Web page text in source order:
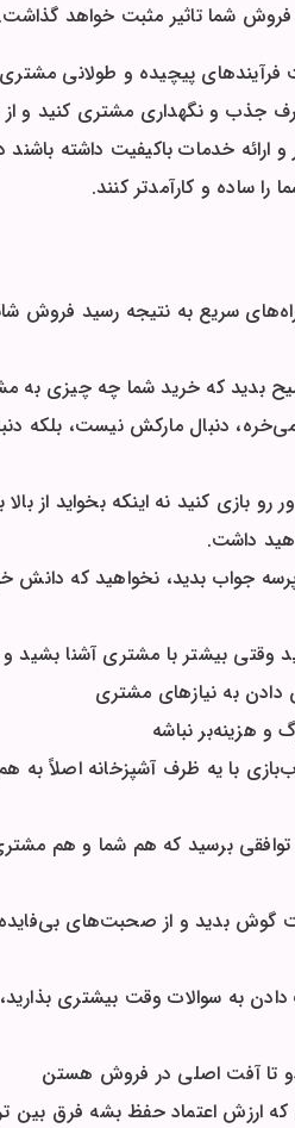
فروش شما تاثیر مثبت خواهد گذاشت.
پیچیده و طولانی مشتری
جذب و نگهداری مشتری کنید و
خدمات باکیفیت داشته باشند
ساده و کارآمدتر کنند.
سریع به نتیجه رسید فروش
بدید که خرید شما چه چیزی به
دنبال مارکش نیست، بلکه
بازی کنید نه اینکه بخواید از
داشت.
جواب بدید، نخواهید که دانش
وقتی بیشتر با مشتری آشنا بشید
دادن به نیازهای مشتری
و هزینه‌بر نباشه
با یه ظرف آشپزخانه اصلاً به
برسید که هم شما و هم
گوش بدید و از صحبت‌های
به سوالات وقت بیشتری
تا آفت اصلی در فروش هستن
که ارزش اعتماد حفظ بشه فرق بین